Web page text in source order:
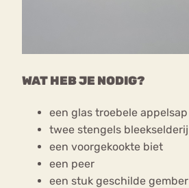
WAT HEB JE NODIG?
een glas troebele appelsap
twee stengels bleekselderij
een voorgekookte biet
een peer
een stuk geschilde gember